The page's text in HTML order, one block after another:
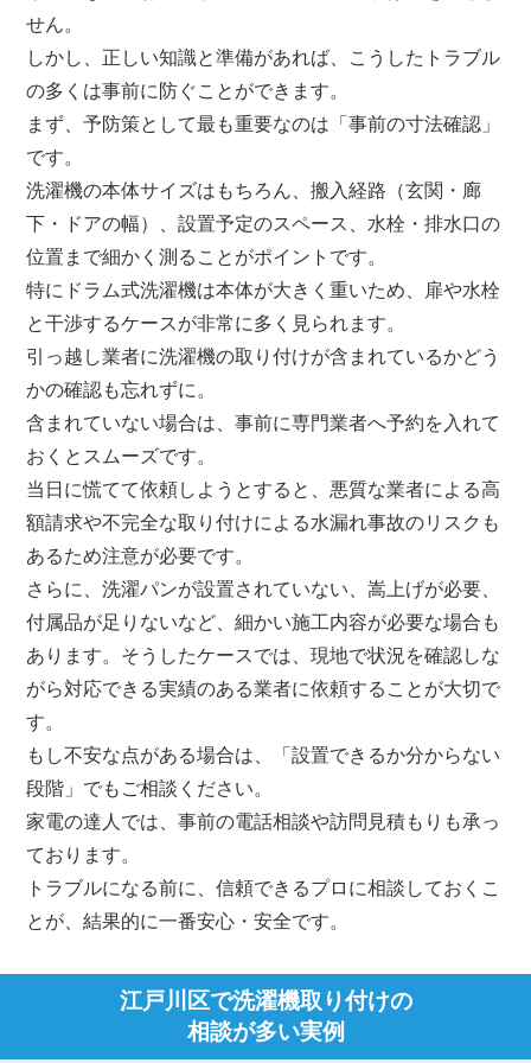
せん。
しかし、正しい知識と準備があれば、こうしたトラブル
の多くは事前に防ぐことができます。
まず、予防策として最も重要なのは「事前の寸法確認」
です。
洗濯機の本体サイズはもちろん、搬入経路（玄関・廊
下・ドアの幅）、設置予定のスペース、水栓・排水口の
位置まで細かく測ることがポイントです。
特にドラム式洗濯機は本体が大きく重いため、扉や水栓
と干渉するケースが非常に多く見られます。
引っ越し業者に洗濯機の取り付けが含まれているかどう
かの確認も忘れずに。
含まれていない場合は、事前に専門業者へ予約を入れて
おくとスムーズです。
当日に慌てて依頼しようとすると、悪質な業者による高
額請求や不完全な取り付けによる水漏れ事故のリスクも
あるため注意が必要です。
さらに、洗濯パンが設置されていない、嵩上げが必要、
付属品が足りないなど、細かい施工内容が必要な場合も
あります。そうしたケースでは、現地で状況を確認しな
がら対応できる実績のある業者に依頼することが大切で
す。
もし不安な点がある場合は、「設置できるか分からない
段階」でもご相談ください。
家電の達人では、事前の電話相談や訪問見積もりも承っ
ております。
トラブルになる前に、信頼できるプロに相談しておくこ
とが、結果的に一番安心・安全です。
江戸川区で洗濯機取り付けの
相談が多い実例